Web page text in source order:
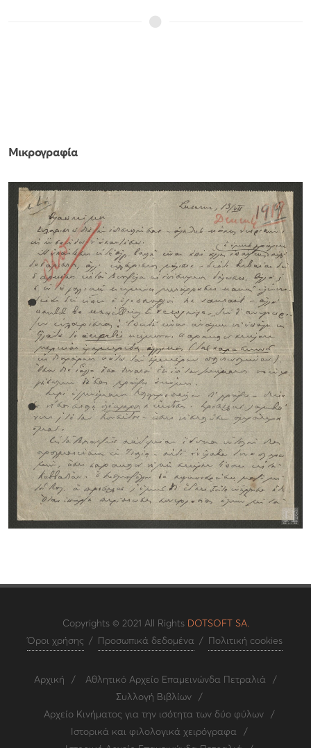
Μικρογραφία
Copyrights © 2021 All Rights DOTSOFT SA.
Όροι χρήσης / Προσωπικά δεδομένα / Πολιτική cookies
Αρχική / Αθλητικό Αρχείο Επαμεινώνδα Πετραλιά
/
Συλλογή Βιβλίων
/
Αρχείο Κινήματος για την ισότητα των δύο φύλων
/
Ιστορικά και φιλολογικά χειρόγραφα
/